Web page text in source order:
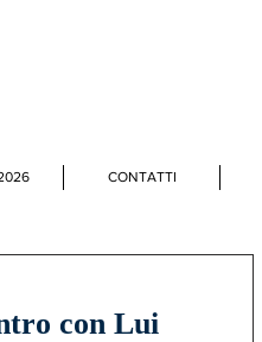
CONTATTI
con Lui